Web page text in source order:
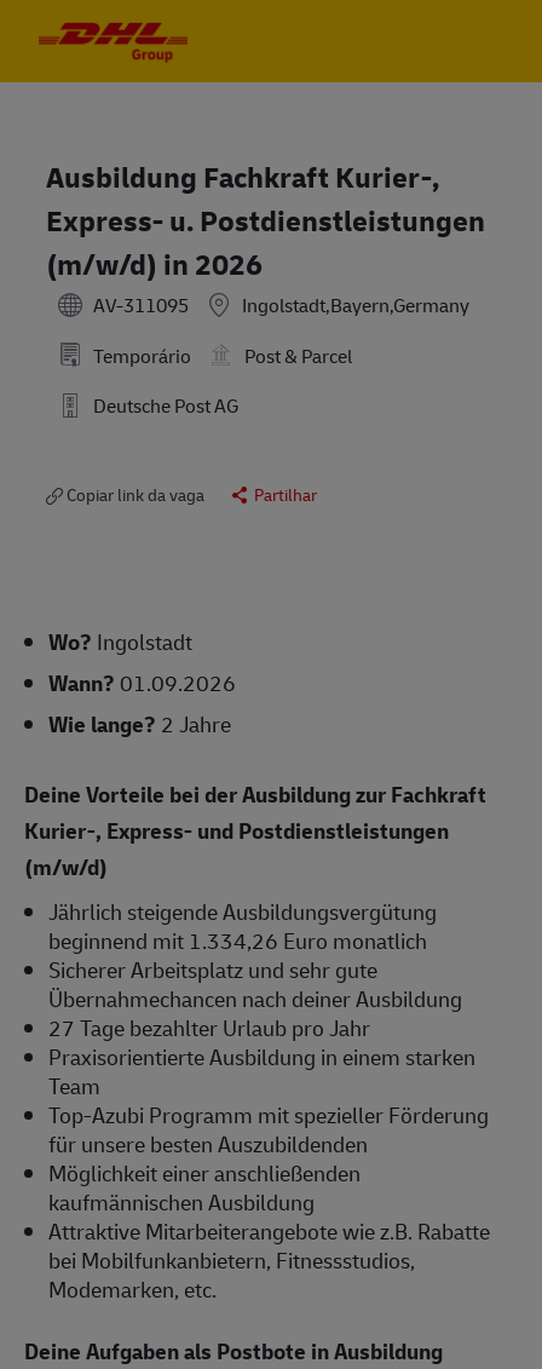
Ausbildung Fachkraft Kurier-,
Express- u. Postdienstleistungen
(m/w/d) in 2026
AV-311095
Ingolstadt,Bayern,Germany
Temporário
Post & Parcel
Deutsche Post AG
Copiar link da vaga Partilhar
Wo? Ingolstadt
Wann? 01.09.2026
Wie lange? 2 Jahre
Deine Vorteile bei der Ausbildung zur Fachkraft
Kurier-, Express- und Postdienstleistungen
(m/w/d)
Jährlich steigende Ausbildungsvergütung
beginnend mit 1.334,26 Euro monatlich
Sicherer Arbeitsplatz und sehr gute
Übernahmechancen nach deiner Ausbildung
27 Tage bezahlter Urlaub pro Jahr
Praxisorientierte Ausbildung in einem starken
Team
Top-Azubi Programm mit spezieller Förderung
für unsere besten Auszubildenden
Möglichkeit einer anschließenden
kaufmännischen Ausbildung
Attraktive Mitarbeiterangebote wie z.B. Rabatte
bei Mobilfunkanbietern, Fitnessstudios,
Modemarken, etc.
Deine Aufgaben als Postbote in Ausbildung